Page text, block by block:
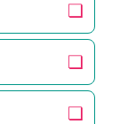
❏
❏
❏